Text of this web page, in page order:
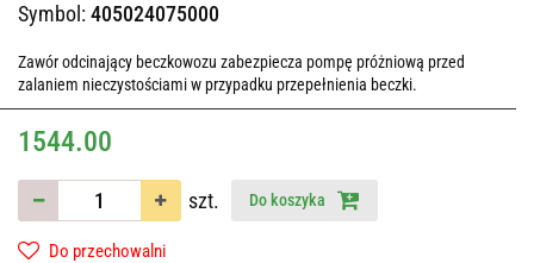
Symbol:405024075000
Zawór odcinający beczkowozu zabezpiecza pompę próżniową przed
zalaniem nieczystościami w przypadku przepełnienia beczki.
1544.00
szt. Do koszyka
Do przechowalni